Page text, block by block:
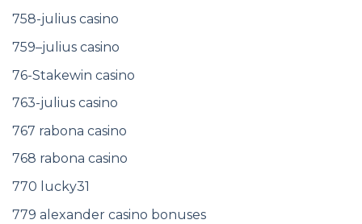
758-julius casino
759–julius casino
76-Stakewin casino
763-julius casino
767 rabona casino
768 rabona casino
770 lucky31
779 alexander casino bonuses